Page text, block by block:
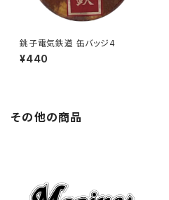
銚子電気鉄道 缶バッジ4
¥440
その他の商品